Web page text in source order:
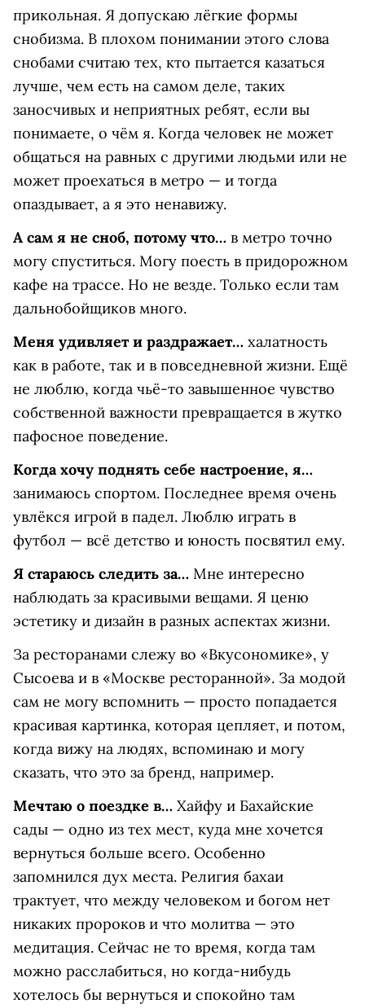
прикольная. Я допускаю лёгкие формы
снобизма. В плохом понимании этого слова
снобами считаю тех, кто пытается казаться
лучше, чем есть на самом деле, таких
заносчивых и неприятных ребят, если вы
понимаете, о чём я. Когда человек не может
общаться на равных с другими людьми или не
может проехаться в метро — и тогда
опаздывает, а я это ненавижу.
А сам я не сноб, потому что… в метро точно
могу спуститься. Могу поесть в придорожном
кафе на трассе. Но не везде. Только если там
дальнобойщиков много.
Меня удивляет и раздражает… халатность
как в работе, так и в повседневной жизни. Ещё
не люблю, когда чьё-то завышенное чувство
собственной важности превращается в жутко
пафосное поведение.
Когда хочу поднять себе настроение, я…
занимаюсь спортом. Последнее время очень
увлёкся игрой в падел. Люблю играть в
футбол — всё детство и юность посвятил ему.
Я стараюсь следить за… Мне интересно
наблюдать за красивыми вещами. Я ценю
эстетику и дизайн в разных аспектах жизни.
За ресторанами слежу во «Вкусономике», у
Сысоева и в «Москве ресторанной». За модой
сам не могу вспомнить — просто попадается
красивая картинка, которая цепляет, и потом,
когда вижу на людях, вспоминаю и могу
сказать, что это за бренд, например.
Мечтаю о поездке в… Хайфу и Бахайские
сады — одно из тех мест, куда мне хочется
вернуться больше всего. Особенно
запомнился дух места. Религия бахаи
трактует, что между человеком и богом нет
никаких пророков и что молитва — это
медитация. Сейчас не то время, когда там
можно расслабиться, но когда-нибудь
хотелось бы вернуться и спокойно там